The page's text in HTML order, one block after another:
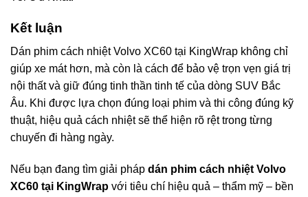
Kết luận
Dán phim cách nhiệt Volvo XC60 tại KingWrap không chỉ
giúp xe mát hơn, mà còn là cách để bảo vệ trọn vẹn giá trị
nội thất và giữ đúng tinh thần tinh tế của dòng SUV Bắc
Âu. Khi được lựa chọn đúng loại phim và thi công đúng kỹ
thuật, hiệu quả cách nhiệt sẽ thể hiện rõ rệt trong từng
chuyến đi hàng ngày.
Nếu bạn đang tìm giải pháp dán phim cách nhiệt Volvo
XC60 tại KingWrap với tiêu chí hiệu quả – thẩm mỹ – bền